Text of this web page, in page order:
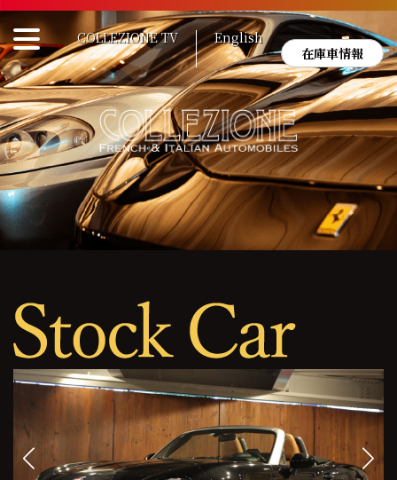
Skip
to
content
COLLEZIONE TV
English
在庫車情報